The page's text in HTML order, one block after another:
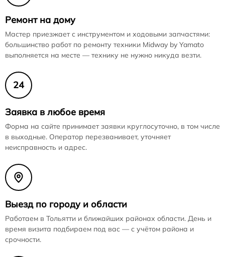
Ремонт на дому
Мастер приезжает с инструментом и ходовыми запчастями:
большинство работ по ремонту техники Midway by Yamato
выполняется на месте — технику не нужно никуда везти.
24
Заявка в любое время
Форма на сайте принимает заявки круглосуточно, в том числе
в выходные. Оператор перезванивает, уточняет
неисправность и адрес.
Выезд по городу и области
Работаем в Тольятти и ближайших районах области. День и
время визита подбираем под вас — с учётом района и
срочности.